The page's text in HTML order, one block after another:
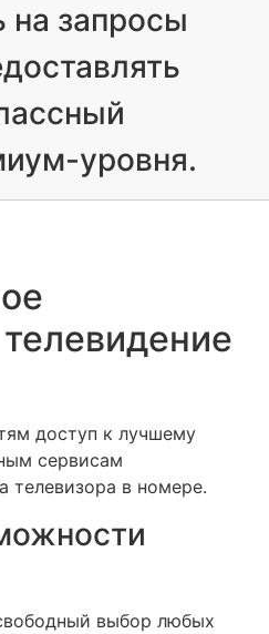
на запросы
уровня.
доступ к лучшему
сервисам
телевизора в номере.
выбор любых